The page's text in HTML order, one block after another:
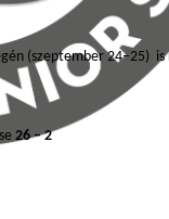
(szeptember 24–25)
26 – 2